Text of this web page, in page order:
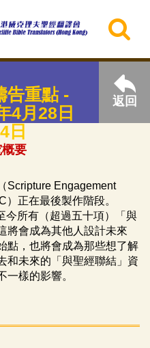
告重點 -
4月28日
日
返回
要
Scripture Engagement
正在最後製作階段。
今所有（超過五十項）「與
將會成為其他人設計未來
點，也將會成為那些想了解
和未來的「與聖經聯結」資
一樣的影響。